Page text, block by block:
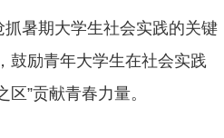
暑期大学生社会实践的关键
鼓励青年大学生在社会实践
”贡献青春力量。